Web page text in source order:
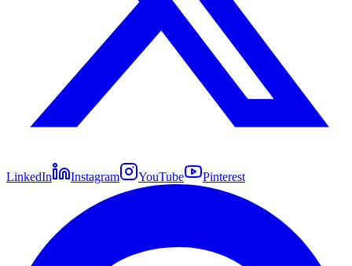
LinkedIn Instagram YouTube Pinterest